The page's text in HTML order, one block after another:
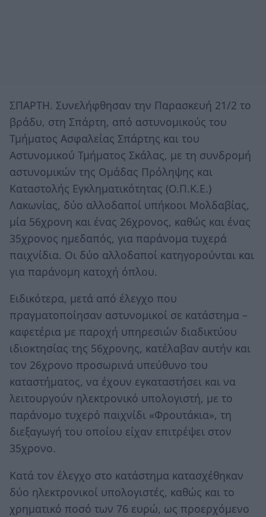
ΣΠΑΡΤΗ. Συνελήφθησαν την Παρασκευή 21/2 το
βράδυ, στη Σπάρτη, από αστυνομικούς του
Τμήματος Ασφαλείας Σπάρτης και του
Αστυνομικού Τμήματος Σκάλας, με τη συνδρομή
αστυνομικών της Ομάδας Πρόληψης και
Καταστολής Εγκληματικότητας (Ο.Π.Κ.Ε.)
Λακωνίας, δύο αλλοδαποί υπήκοοι Μολδαβίας,
μία 56χρονη και ένας 26χρονος, καθώς και ένας
35χρονος ημεδαπός, για παράνομα τυχερά
παιχνίδια. Οι δύο αλλοδαποί κατηγορούνται και
για παράνομη κατοχή όπλου.
Ειδικότερα, μετά από έλεγχο που
πραγματοποίησαν αστυνομικοί σε κατάστημα –
καφετέρια με παροχή υπηρεσιών διαδικτύου
ιδιοκτησίας της 56χρονης, κατέλαβαν αυτήν και
τον 26χρονο προσωρινά υπεύθυνο του
καταστήματος, να έχουν εγκαταστήσει και να
λειτουργούν ηλεκτρονικό υπολογιστή, με το
παράνομο τυχερό παιχνίδι «Φρουτάκια», τη
διεξαγωγή του οποίου είχαν επιτρέψει στον
35χρονο.
Κατά τον έλεγχο στο κατάστημα κατασχέθηκαν
δύο ηλεκτρονικοί υπολογιστές, καθώς και το
χρηματικό ποσό των 76 ευρώ, ως προερχόμενο